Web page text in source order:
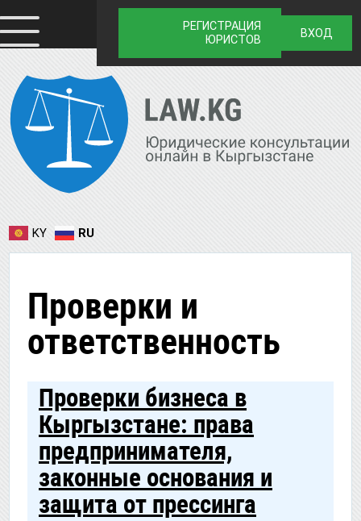
РЕГИСТРАЦИЯ
ЮРИСТОВ
ВХОД
KY RU
Проверки и
ответственность
Проверки бизнеса в
Кыргызстане: права
предпринимателя,
законные основания и
защита от прессинга